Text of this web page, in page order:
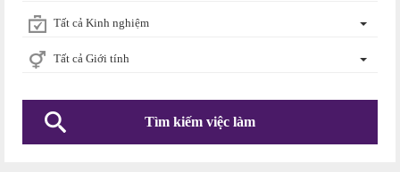
Tất cả Kinh nghiệm
Tất cả Giới tính